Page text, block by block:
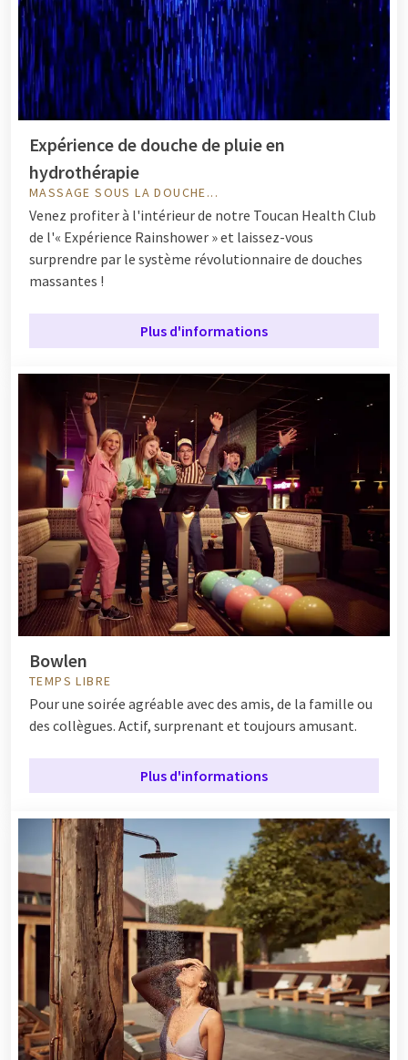
Expérience de douche de pluie en
hydrothérapie
MASSAGE SOUS LA DOUCHE...
Venez profiter à l'intérieur de notre Toucan Health Club
de l'« Expérience Rainshower » et laissez-vous
surprendre par le système révolutionnaire de douches
massantes !
Plus d'informations
Bowlen
TEMPS LIBRE
Pour une soirée agréable avec des amis, de la famille ou
des collègues. Actif, surprenant et toujours amusant.
Plus d'informations